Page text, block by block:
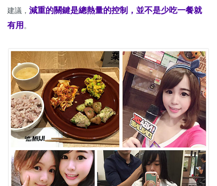
建議， 減重的關鍵是總熱量的控制，並不是少吃一餐就
有用 。